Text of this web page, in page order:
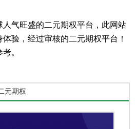
气旺盛的二元期权平台，此网站
验，经过审核的二元期权平台！
。
元期权